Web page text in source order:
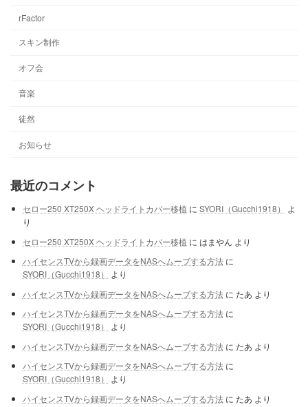
rFactor
スキン制作
オフ会
音楽
徒然
お知らせ
最近のコメント
セロー250 XT250X ヘッドライトカバー移植 に SYORI（Gucchi1918）
よ
り
セロー250 XT250X ヘッドライトカバー移植 に はまやん より
ハイセンスTVから録画データをNASへムーブする方法に
SYORI（Gucchi1918）
より
ハイセンスTVから録画データをNASへムーブする方法に たあ より
ハイセンスTVから録画データをNASへムーブする方法に
SYORI（Gucchi1918）
より
ハイセンスTVから録画データをNASへムーブする方法に たあ より
ハイセンスTVから録画データをNASへムーブする方法に
SYORI（Gucchi1918）
より
ハイセンスTVから録画データをNASへムーブする方法に たあ より